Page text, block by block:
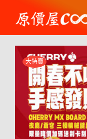
content
大特賣